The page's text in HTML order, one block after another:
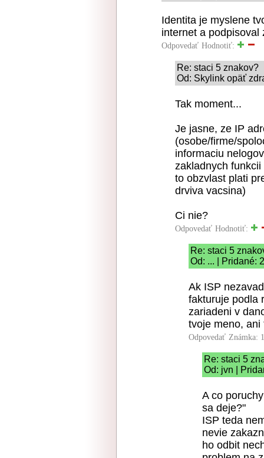
Identita je myslene
internet a podpisoval
Odpovedať Hodnotiť:
Re: staci 5 znakov?
Od: Skylink opäť
Tak moment...
Je jasne, ze IP
(osobe/firme/
informaciu
zakladnych
to obzvlast plati
drviva vacsina)
Ci nie?
Odpovedať Hodnotiť:
Re: staci 5
Od: ... | Pridané:
Ak ISP
fakturuje podla
zariadeni v
tvoje meno, ani
Odpovedať Známka:
Re: staci 5
Od: jvn |
A co
sa deje?"
ISP teda
nevie
ho odbit